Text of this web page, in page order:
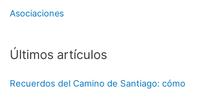
Asociaciones
Últimos artículos
Recuerdos del Camino de Santiago: cómo